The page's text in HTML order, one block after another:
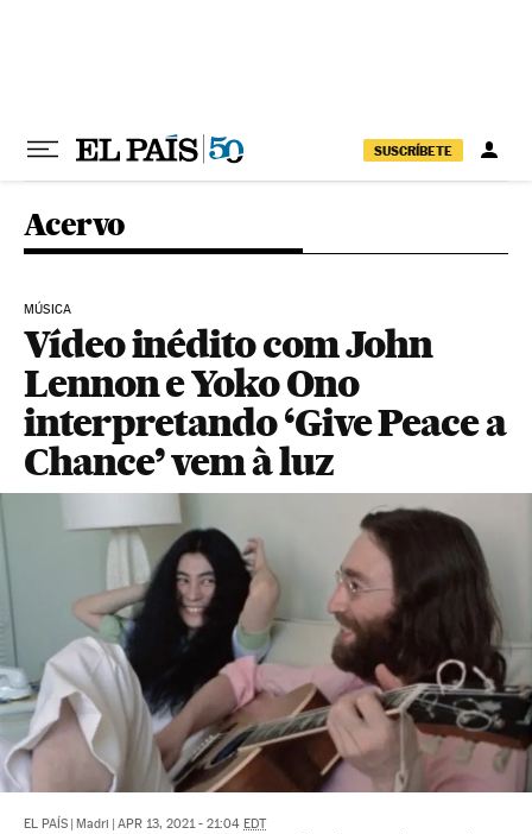
SUSCRÍBETE
Acervo
MÚSICA
Vídeo inédito com John
Lennon e Yoko Ono
interpretando ‘Give Peace a
Chance’ vem à luz
EL PAÍS Madri APR 13, 2021 - 21:04 EDT